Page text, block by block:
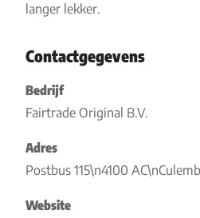
langer lekker.
Contactgegevens
Bedrijf
Fairtrade Original B.V.
Adres
Postbus 115\n4100
Website